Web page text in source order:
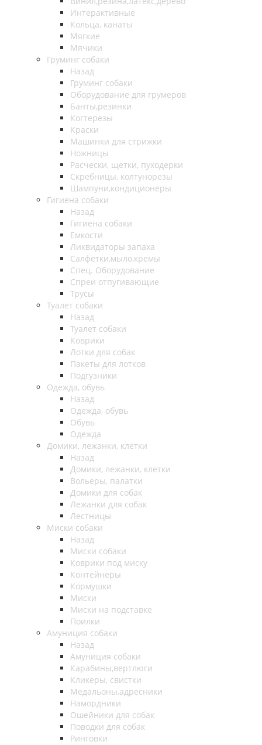
Интерактивные
Кольца, канаты
Мягкие
Мячики
Груминг собаки
Назад
Груминг собаки
Оборудование для грумеров
Банты,резинки
Когтерезы
Краски
Машинки для стрижки
Ножницы
Расчески, щетки, пуходерки
Скребницы, колтунорезы
Шампуни,кондиционеры
Гигиена собаки
Назад
Гигиена собаки
Емкости
Ликвидаторы запаха
Салфетки,мыло,кремы
Спец. Оборудование
Спреи отпугивающие
Трусы
Туалет собаки
Назад
Туалет собаки
Коврики
Лотки для собак
Пакеты для лотков
Подгузники
Одежда, обувь
Назад
Одежда, обувь
Обувь
Одежда
Домики, лежанки, клетки
Назад
Домики, лежанки, клетки
Вольеры, палатки
Домики для собак
Лежанки для собак
Лестницы
Миски собаки
Назад
Миски собаки
Коврики под миску
Контейнеры
Кормушки
Миски
Миски на подставке
Поилки
Амуниция собаки
Назад
Амуниция собаки
Карабины,вертлюги
Кликеры, свистки
Медальоны,адресники
Намордники
Ошейники для собак
Поводки для собак
Ринговки